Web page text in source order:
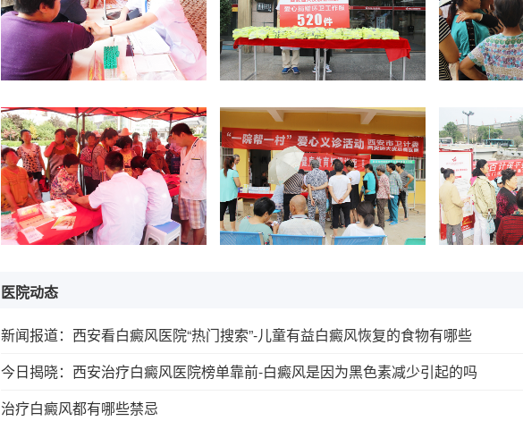
医院动态
新闻报道：西安看白癜风医院“热门搜索”-儿童有益白癜风恢复的食物有哪些
今日揭晓：西安治疗白癜风医院榜单靠前-白癜风是因为黑色素减少引起的吗
治疗白癜风都有哪些禁忌